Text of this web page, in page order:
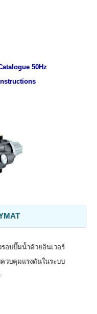
50Hz
อบปั๊มน้ำด้วยอินเวอร์
ควบคุมแรงดันในระบบ